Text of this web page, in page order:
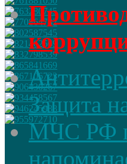
Защита
МЧС РФ